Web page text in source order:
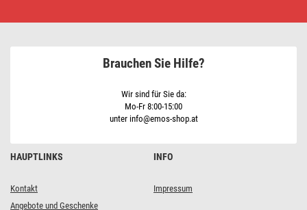
HAUPTLINKS
Kontakt
Angebote und Geschenke
INFO
Impressum
Brauchen Sie Hilfe?
Wir sind für Sie da:
Mo-Fr 8:00-15:00
unter info@emos-shop.at